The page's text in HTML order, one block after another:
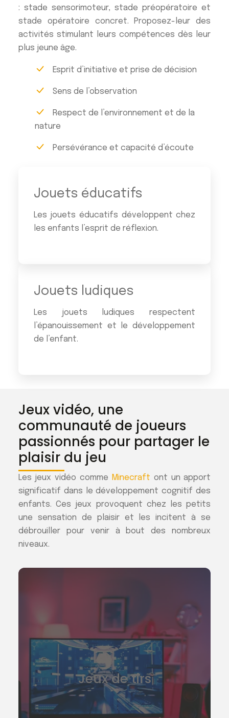
: stade sensorimoteur, stade préopératoire et
stade opératoire concret. Proposez-leur des
activités stimulant leurs compétences dès leur
plus jeune âge.
Esprit d’initiative et prise de décision
Sens de l’observation
Respect de l’environnement et de la
nature
Persévérance et capacité d’écoute
Jouets éducatifs
Les jouets éducatifs développent chez
les enfants l’esprit de réflexion.
Jouets ludiques
Les jouets ludiques respectent
l’épanouissement et le développement
de l’enfant.
Jeux vidéo, une
communauté de joueurs
passionnés pour partager le
plaisir du jeu
Les jeux vidéo comme Minecraft ont un apport
significatif dans le développement cognitif des
enfants. Ces jeux provoquent chez les petits
une sensation de plaisir et les incitent à se
débrouiller pour venir à bout des nombreux
niveaux.
Jeux de tirs